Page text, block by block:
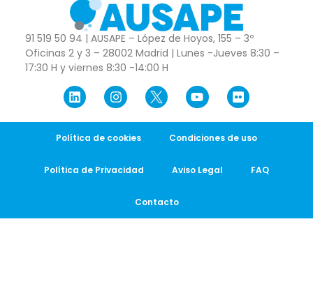
91 519 50 94 | AUSAPE – López de Hoyos, 155 – 3º
Oficinas 2 y 3 – 28002 Madrid | Lunes -Jueves 8:30 –
17:30 H y viernes 8:30 -14:00 H
Política de cookies Condiciones de uso
Política de Privacidad Aviso Legal FAQ
Contacto